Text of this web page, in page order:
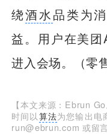
绕酒水品类为
益。用户在美
进入会场。（零
【本文来源：Ebrun
时间以 算法为您输出电
run@ebrun.com 或留言